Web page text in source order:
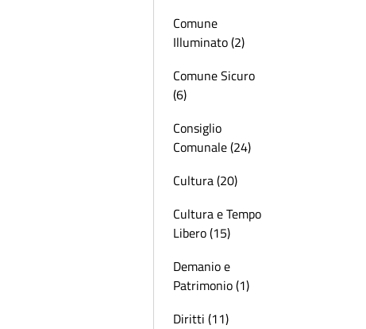
Comune
Illuminato (2)
Comune Sicuro
(6)
Consiglio
Comunale (24)
Cultura (20)
Cultura e Tempo
Libero (15)
Demanio e
Patrimonio (1)
Diritti (11)